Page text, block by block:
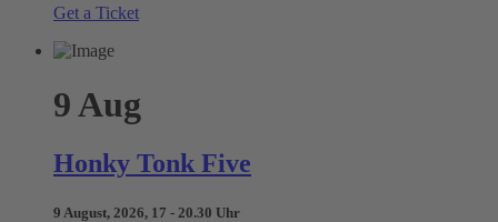
Get a Ticket
9 Aug
Honky Tonk Five
9 August, 2026, 17 - 20.30 Uhr